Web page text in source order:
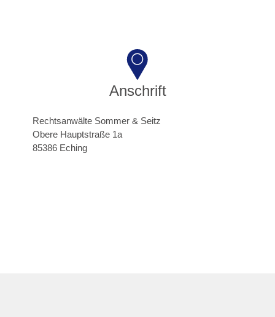
Anschrift
Rechtsanwälte Sommer & Seitz
Obere Hauptstraße 1a
85386 Eching